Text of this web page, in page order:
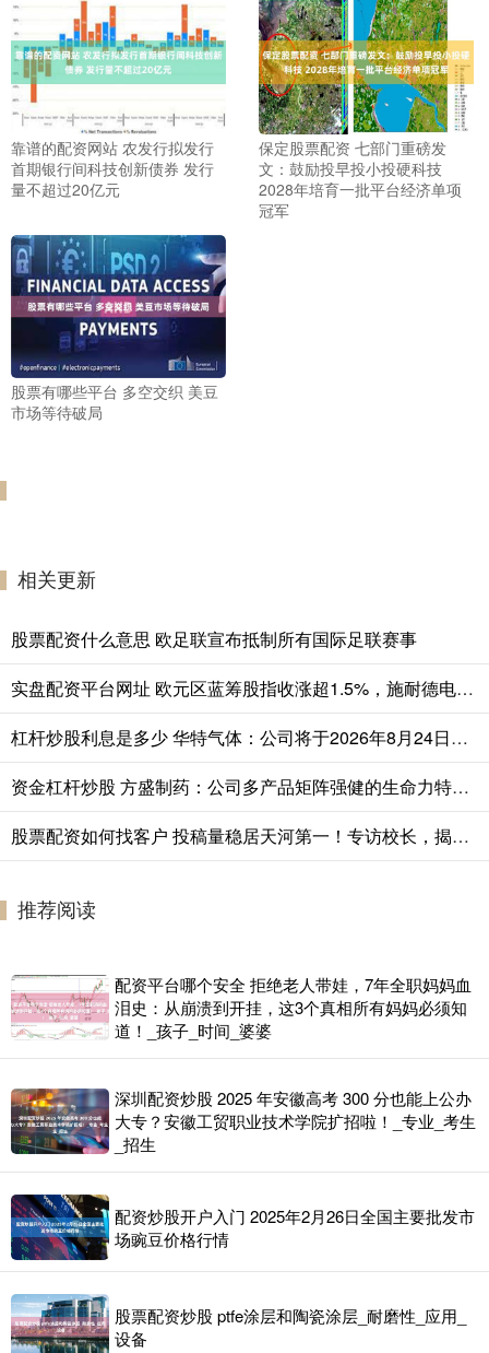
靠谱的配资网站 农发行拟发行
首期银行间科技创新债券 发行
量不超过20亿元
保定股票配资 七部门重磅发
文：鼓励投早投小投硬科技
2028年培育一批平台经济单项
冠军
股票有哪些平台 多空交织 美豆
市场等待破局
相关更新
股票配资什么意思 欧足联宣布抵制所有国际足联赛事
实盘配资平台网址 欧元区蓝筹股指收涨超1.5%，施耐德电气收涨超10.8%，英飞凌涨超9.1%，阿斯麦涨5.7%
杠杆炒股利息是多少 华特气体：公司将于2026年8月24日召开2026年第四次临时股东会
资金杠杆炒股 方盛制药：公司多产品矩阵强健的生命力特征正逐步显现，整体基本面稳健发展
股票配资如何找客户 投稿量稳居天河第一！专访校长，揭秘文明出行教育的创新密码
推荐阅读
配资平台哪个安全 拒绝老人带娃，7年全职妈妈血
泪史：从崩溃到开挂，这3个真相所有妈妈必须知
道！_孩子_时间_婆婆
深圳配资炒股 2025 年安徽高考 300 分也能上公办
大专？安徽工贸职业技术学院扩招啦！_专业_考生
_招生
配资炒股开户入门 2025年2月26日全国主要批发市
场豌豆价格行情
股票配资炒股 ptfe涂层和陶瓷涂层_耐磨性_应用_
设备